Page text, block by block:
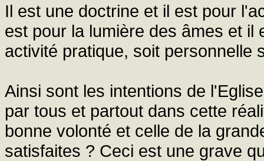
Il est une doctrine et il est pour
est pour la lumière des âmes et il
activité pratique, soit personnelle
Ainsi sont les intentions de
par tous et partout dans cette
bonne volonté et celle de la
satisfaites ? Ceci est une grave